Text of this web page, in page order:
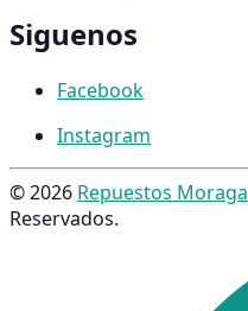
Siguenos
Facebook
Instagram
© 2026 Repuestos Moraga
Reservados.